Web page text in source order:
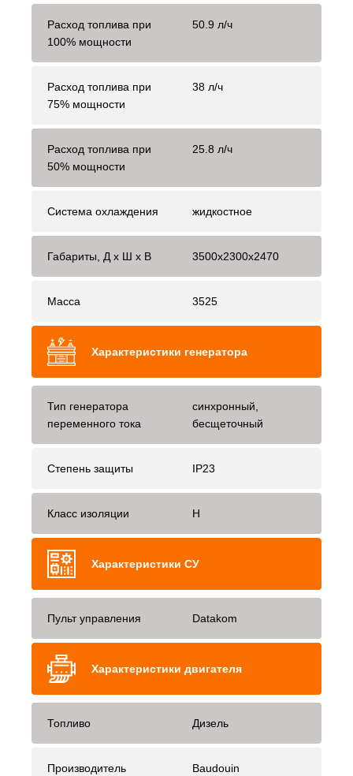
Расход топлива при
100% мощности
50.9 л/ч
Расход топлива при
75% мощности
38 л/ч
Расход топлива при
50% мощности
25.8 л/ч
Система охлаждения жидкостное
Габариты, Д x Ш x В 3500x2300x2470
Масса 3525
Характеристики генератора
Тип генератора
переменного тока
синхронный,
бесщеточный
Степень защиты IP23
Класс изоляции H
Характеристики СУ
Пульт управления Datakom
Характеристики двигателя
Топливо Дизель
Производитель
Baudouin